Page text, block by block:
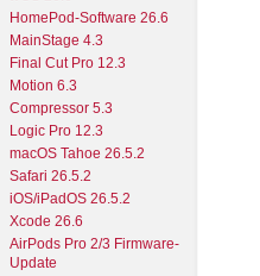
HomePod-Software 26.6
MainStage 4.3
Final Cut Pro 12.3
Motion 6.3
Compressor 5.3
Logic Pro 12.3
macOS Tahoe 26.5.2
Safari 26.5.2
iOS/iPadOS 26.5.2
Xcode 26.6
AirPods Pro 2/3 Firmware-
Update